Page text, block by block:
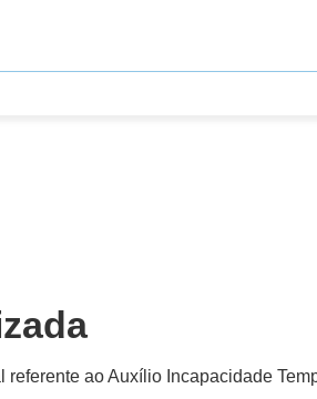
ao Auxílio Incapacidade